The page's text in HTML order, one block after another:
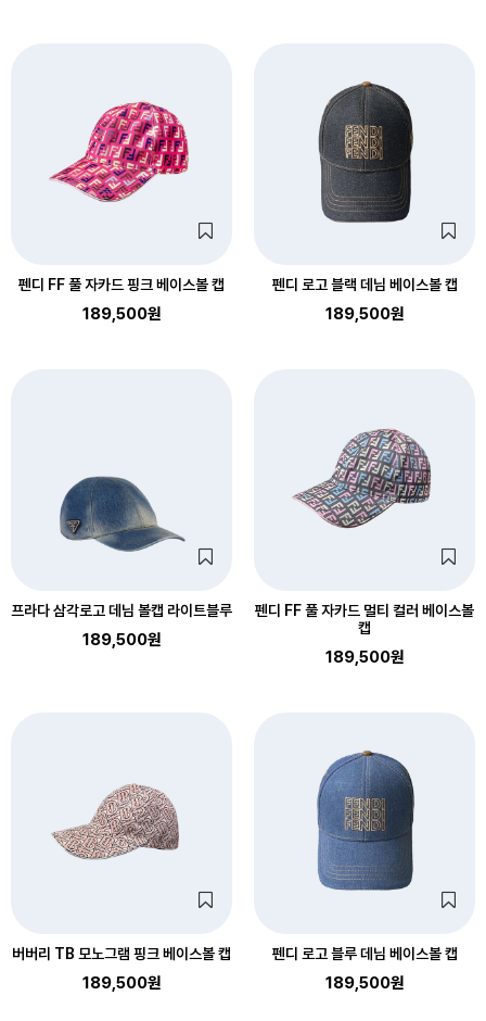
펜디 FF 풀 자카드 핑크 베이스볼 캡
189,500원
펜디 로고 블랙 데님 베이스볼 캡
189,500원
프라다 삼각로고 데님 볼캡 라이트블루
189,500원
펜디 FF 풀 자카드 멀티 컬러 베이스볼
캡
189,500원
버버리 TB 모노그램 핑크 베이스볼 캡
189,500원
펜디 로고 블루 데님 베이스볼 캡
189,500원